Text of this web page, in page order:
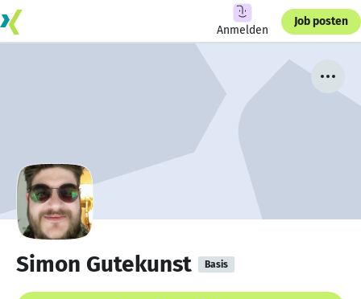
Anmelden
Job posten
Simon Gutekunst Basis